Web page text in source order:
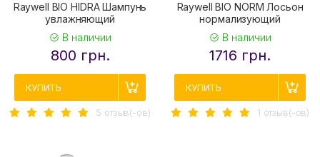
Raywell BIO HIDRA Шампунь
увлажняющий
В наличии
800 грн.
КУПИТЬ
5 отзыв(-ов)
Raywell BIO NORM Лосьон
нормализующий
В наличии
1716 грн.
КУПИТЬ
1 отзыв(-ов)